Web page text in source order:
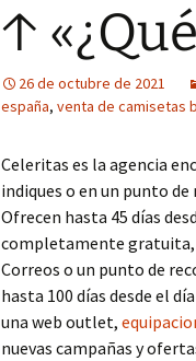
↑
26 de octubre de 2021
españa, venta de camisetas
Celeritas es la agencia
indiques o en un punto
Ofrecen hasta 45 días
completamente gratuita,
Correos o un punto de
hasta 100 días desde el
una web outlet,
nuevas campañas y